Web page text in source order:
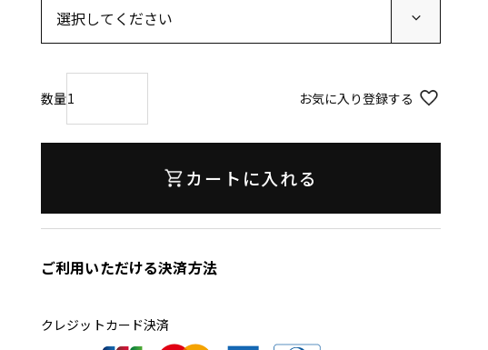
お気に入り登録する
カートに入れる
ご利用いただける決済方法
クレジットカード決済